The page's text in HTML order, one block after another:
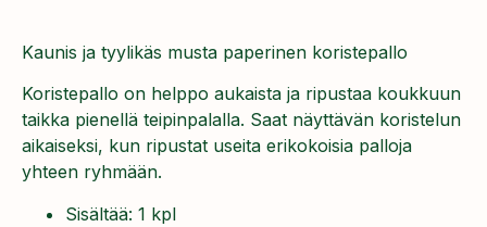
Kaunis ja tyylikäs musta paperinen koristepallo
Koristepallo on helppo aukaista ja ripustaa koukkuun
taikka pienellä teipinpalalla. Saat näyttävän koristelun
aikaiseksi, kun ripustat useita erikokoisia palloja
yhteen ryhmään.
Sisältää: 1 kpl